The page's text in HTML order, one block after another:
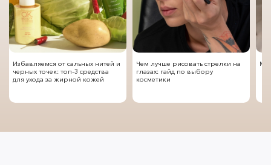
Избавляемся от сальных нитей и
черных точек: топ-3 средства
для ухода за жирной кожей
Чем лучше рисовать стрелки на
глазах: гайд по выбору
косметики